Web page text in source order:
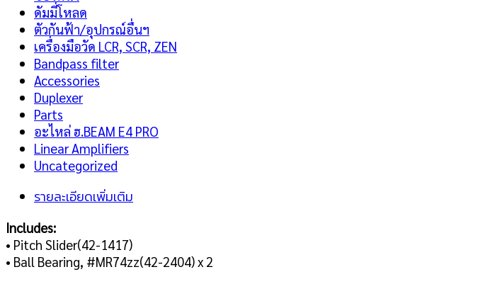
ดัมมี่โหลด
ตัวกันฟ้า/อุปกรณ์อื่นฯ
เครื่องมือวัด LCR, SCR, ZEN
Bandpass filter
Accessories
Duplexer
Parts
อะไหล่ ฮ.BEAM E4 PRO
Linear Amplifiers
Uncategorized
รายละเอียดเพิ่มเติม
Includes:
• Pitch Slider(42-1417)
• Ball Bearing, #MR74zz(42-2404) x 2